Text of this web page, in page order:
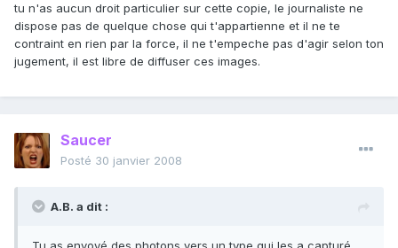
tu n'as aucun droit particulier sur cette copie, le journaliste ne
dispose pas de quelque chose qui t'appartienne et il ne te
contraint en rien par la force, il ne t'empeche pas d'agir selon ton
jugement, il est libre de diffuser ces images.
Saucer
Posté 30 janvier 2008
A.B. a dit :